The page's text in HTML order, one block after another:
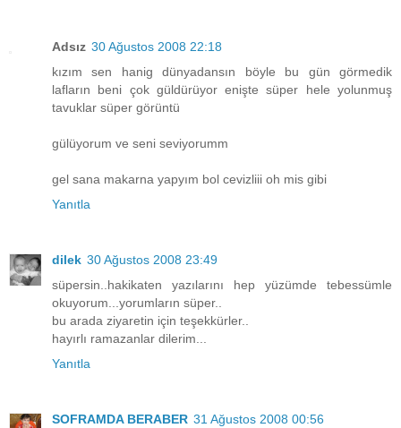
Adsız 30 Ağustos 2008 22:18
kızım sen hanig dünyadansın böyle bu gün görmedik
lafların beni çok güldürüyor enişte süper hele yolunmuş
tavuklar süper görüntü
gülüyorum ve seni seviyorumm
gel sana makarna yapyım bol cevizliii oh mis gibi
Yanıtla
dilek 30 Ağustos 2008 23:49
süpersin..hakikaten yazılarını hep yüzümde tebessümle
okuyorum...yorumların süper..
bu arada ziyaretin için teşekkürler..
hayırlı ramazanlar dilerim...
Yanıtla
SOFRAMDA BERABER 31 Ağustos 2008 00:56